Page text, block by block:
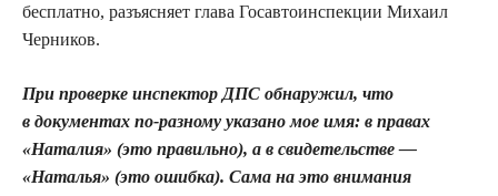
бесплатно, разъясняет глава Госавтоинспекции Михаил
Черников.
При проверке инспектор ДПС обнаружил, что
в документах по-разному указано мое имя: в правах
«Наталия» (это правильно), а в свидетельстве —
«Наталья» (это ошибка). Сама на это внимания